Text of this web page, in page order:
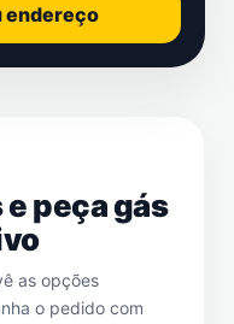
endereço
peça gás
as opções
o pedido com